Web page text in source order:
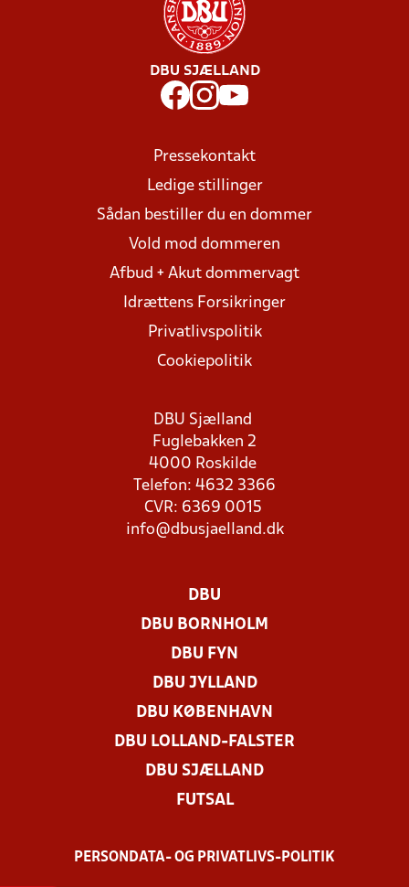
DBU SJÆLLAND
Pressekontakt
Ledige stillinger
Sådan bestiller du en dommer
Vold mod dommeren
Afbud + Akut dommervagt
Idrættens Forsikringer
Privatlivspolitik
Cookiepolitik
DBU Sjælland
Fuglebakken 2
4000 Roskilde
Telefon: 4632 3366
CVR: 6369 0015
info@dbusjaelland.dk
DBU
DBU BORNHOLM
DBU FYN
DBU JYLLAND
DBU KØBENHAVN
DBU LOLLAND-FALSTER
DBU SJÆLLAND
FUTSAL
PERSONDATA- OG PRIVATLIVS-POLITIK